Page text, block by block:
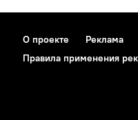
О проекте Реклама
Правила применения